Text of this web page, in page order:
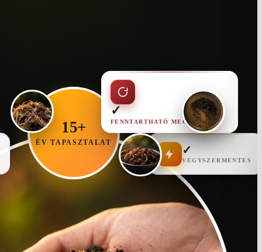
15+
ÉV TAPASZTALAT ✓
VEGYSZERMENTES
✓
FENNTARTHATÓ MEGOLDÁS